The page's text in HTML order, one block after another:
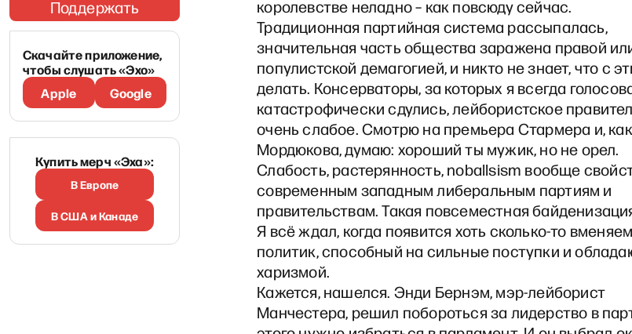
Поддержать
Скачайте приложение,
чтобы слушать «Эхо»
Apple
Google
Купить мерч «Эха»:
В Европе
В США и Канаде
королевстве неладно – как повсюду сейчас.
Традиционная партийная система рассыпалась,
значительная часть общества заражена правой
популистской демагогией, и никто не знает, что с
делать. Консерваторы, за которых я всегда
катастрофически сдулись, лейбористское
очень слабое. Смотрю на премьера Стармера и, как
Мордюкова, думаю: хороший ты мужик, но не орел.
Слабость, растерянность, noballsism вообще
современным западным либеральным партиям и
правительствам. Такая повсеместная
Я всё ждал, когда появится хоть сколько-то
политик, способный на сильные поступки и
харизмой.
Кажется, нашелся. Энди Бернэм, мэр-лейборист
Манчестера, решил побороться за лидерство в